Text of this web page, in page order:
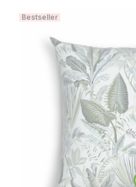
Pozdrawiamy
Bestseller